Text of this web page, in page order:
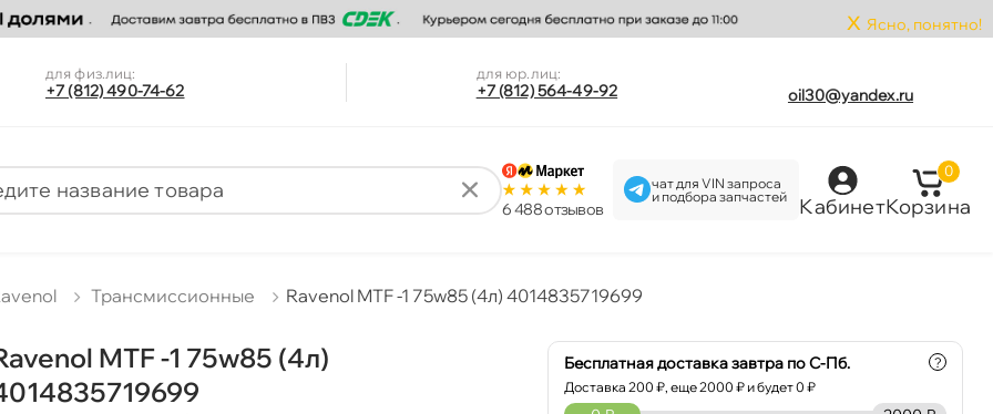
x Ясно, понятно!
для физ.лиц:
+7 (812) 490-74-62
для юр.лиц:
+7 (812) 564-49-92 oil30@yandex.ru
6 488 отзыво
чат для VIN запроса
и подбора запчастей
Кабинет
0
Корзина
Трансмиссионные Ravenol MTF -1 75w85 (4л) 4014835719699
MTF -1 75w85 (4л)
Бесплатная доставка завтра по С-Пб.
Доставка200 ₽, еще2000 ₽ и будет 0 ₽
?